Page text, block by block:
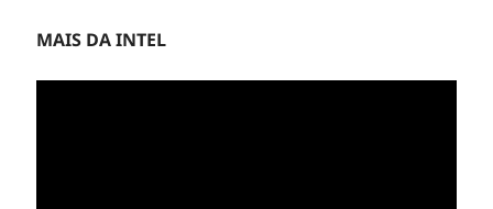
MAIS DA INTEL